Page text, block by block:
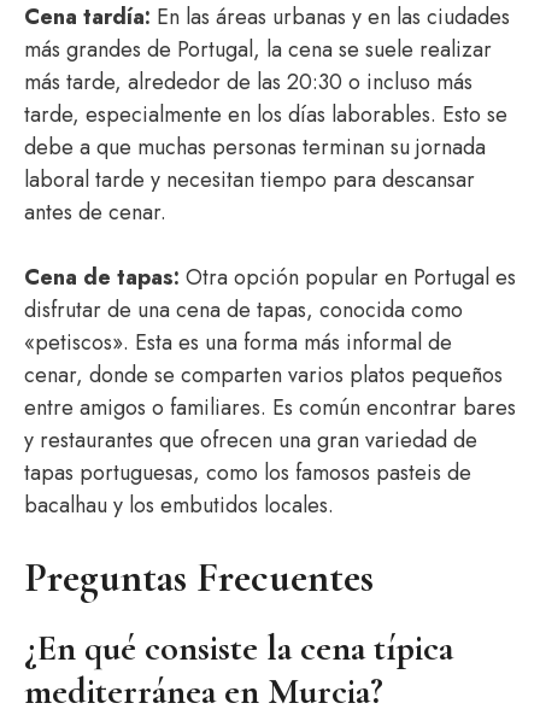
Cena tardía: En las áreas urbanas y en las ciudades
más grandes de Portugal, la cena se suele realizar
más tarde, alrededor de las 20:30 o incluso más
tarde, especialmente en los días laborables. Esto se
debe a que muchas personas terminan su jornada
laboral tarde y necesitan tiempo para descansar
antes de cenar.
Cena de tapas: Otra opción popular en Portugal es
disfrutar de una cena de tapas, conocida como
«petiscos». Esta es una forma más informal de
cenar, donde se comparten varios platos pequeños
entre amigos o familiares. Es común encontrar bares
y restaurantes que ofrecen una gran variedad de
tapas portuguesas, como los famosos pasteis de
bacalhau y los embutidos locales.
Preguntas Frecuentes
¿En qué consiste la cena típica
mediterránea en Murcia?